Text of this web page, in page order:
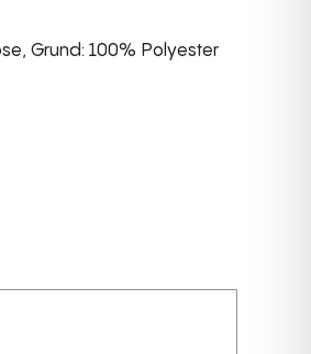
Grund: 100% Polyester